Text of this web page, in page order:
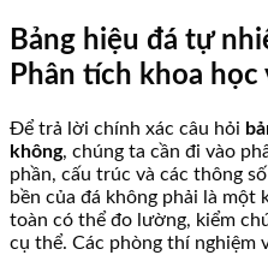
Bảng hiệu đá tự
Phân tích khoa học
Để trả lời chính xác câu hỏi
không, chúng ta cần đi vào
phần, cấu trúc và các thông
bền của đá không phải là một
toàn có thể đo lường, kiểm
cụ thể. Các phòng thí nghiệm